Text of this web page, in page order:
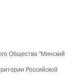
Общества "Минский
Российской